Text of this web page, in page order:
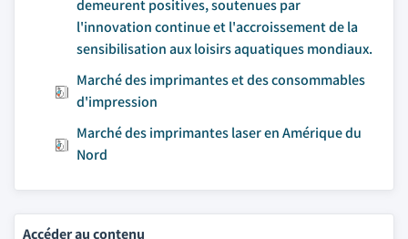
demeurent positives, soutenues par
l'innovation continue et l'accroissement de la
sensibilisation aux loisirs aquatiques mondiaux.
Marché des imprimantes et des consommables
d'impression
Marché des imprimantes laser en Amérique du
Nord
Accéder au contenu